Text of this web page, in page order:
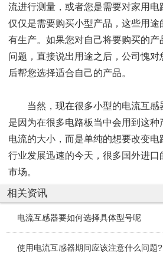
流进行测量，或者您是需要对家用电
仅仅是需要购买小型产品，这些用
有生产。如果您对自己将要购买的产
问题，直接说出用途之后，公司愧
后帮您选择适合自己的产品。
当然，现在很多小型的电流互感
是因为在很多电路板当中会用到这
电流的大小，而是单纯的想要改变
行业发展迅速的今天，很多国外进口
市场。
相关资讯
电流互感器要如何选择具体型号呢
使用电流互感器期间应该注意什么问题?